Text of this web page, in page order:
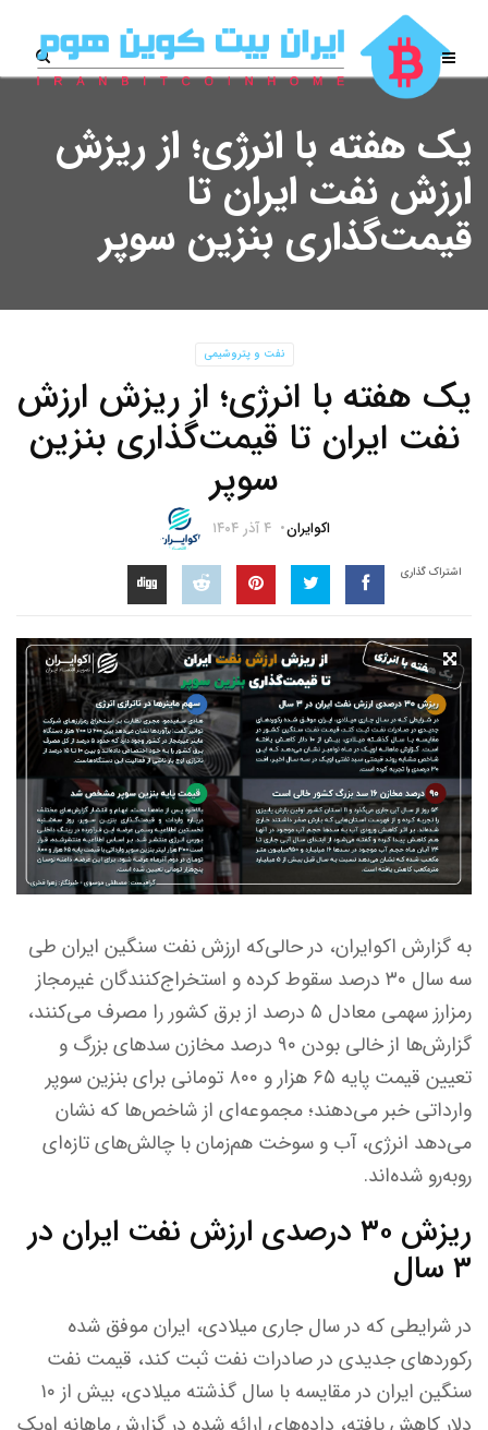
یک هفته با انرژی؛ از ریزش
ارزش نفت ایران تا
قیمت‌گذاری بنزین سوپر
نفت و پتروشیمی
یک هفته با انرژی؛ از ریزش ارزش
نفت ایران تا قیمت‌گذاری بنزین
سوپر
اکوایران ۴ آذر ۱۴۰۴
اشتراک گذاری
به گزارش اکوایران،‌ در حالی‌که ارزش نفت سنگین ایران طی
سه سال ۳۰ درصد سقوط کرده و استخراج‌کنندگان غیرمجاز
رمزارز سهمی معادل ۵ درصد از برق کشور را مصرف می‌کنند،
گزارش‌ها از خالی بودن ۹۰ درصد مخازن سدهای بزرگ و
تعیین قیمت پایه ۶۵ هزار و ۸۰۰ تومانی برای بنزین سوپر
وارداتی خبر می‌دهند؛ مجموعه‌ای از شاخص‌ها که نشان
می‌دهد انرژی، آب و سوخت هم‌زمان با چالش‌های تازه‌ای
روبه‌رو شده‌اند.
ریزش ۳۰ درصدی ارزش نفت ایران در
۳ سال
در شرایطی که در سال جاری میلادی، ایران موفق شده
رکوردهای جدیدی در صادرات نفت ثبت کند، قیمت نفت
سنگین ایران در مقایسه با سال گذشته میلادی، بیش از ۱۰